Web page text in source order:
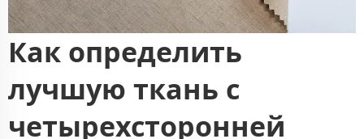
Как определить
лучшую ткань с
четырехсторонней